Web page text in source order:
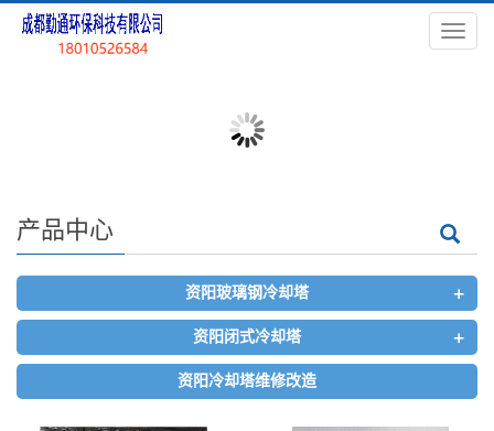
导
航
产品中心
资阳玻璃钢冷却塔 +
资阳闭式冷却塔 +
资阳冷却塔维修改造